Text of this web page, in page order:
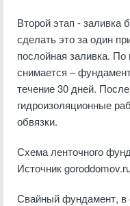
Второй этап - заливка
сделать это за один
послойная заливка.
снимается –
течение 30 дней.
гидроизоляционные
обвязки.
Схема ленточного
Источник
Свайный фундамент, в